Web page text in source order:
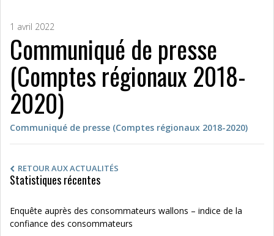
1 avril 2022
Communiqué de presse
(Comptes régionaux 2018-
2020)
Communiqué de presse (Comptes régionaux 2018-2020)
RETOUR AUX ACTUALITÉS
Statistiques récentes
Enquête auprès des consommateurs wallons – indice de la
confiance des consommateurs